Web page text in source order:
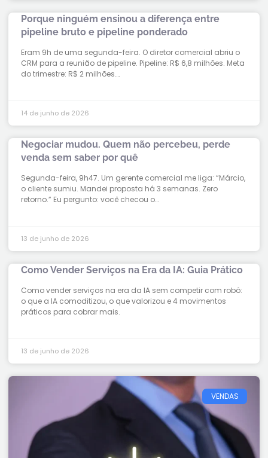
Porque ninguém ensinou a diferença entre
pipeline bruto e pipeline ponderado
Eram 9h de uma segunda-feira. O diretor comercial abriu o
CRM para a reunião de pipeline. Pipeline: R$ 6,8 milhões. Meta
do trimestre: R$ 2 milhões….
14 de junho de 2026
Negociar mudou. Quem não percebeu, perde
venda sem saber por quê
Segunda-feira, 9h47. Um gerente comercial me liga: “Márcio,
o cliente sumiu. Mandei proposta há 3 semanas. Zero
retorno.” Eu pergunto: você checou o…
13 de junho de 2026
Como Vender Serviços na Era da IA: Guia Prático
Como vender serviços na era da IA sem competir com robô:
o que a IA comoditizou, o que valorizou e 4 movimentos
práticos para cobrar mais.
13 de junho de 2026
VENDAS